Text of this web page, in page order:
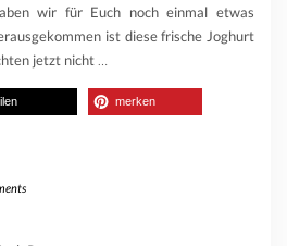
wir für Euch noch einmal etwas
ist diese frische Joghurt
jetzt nicht
merken